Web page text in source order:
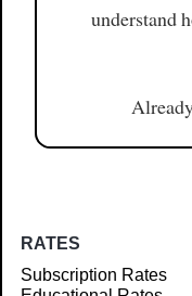
understand
RATES
Subscription Rates